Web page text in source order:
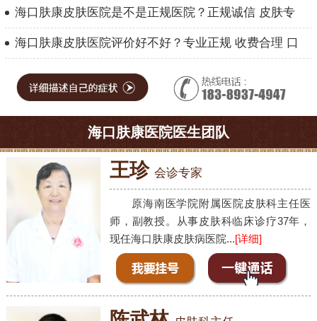
海口肤康皮肤医院是不是正规医院？正规诚信 皮肤专
海口肤康皮肤医院评价好不好？专业正规 收费合理 口
海口肤康医院医生团队
王珍 会诊专家
原海南医学院附属医院皮肤科主任医
师，副教授。从事皮肤科临床诊疗37年，
现任海口肤康皮肤病医院...[详细]